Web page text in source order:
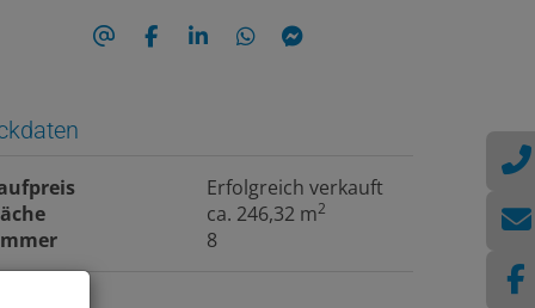
Erfolgreich verkauft
ca. 246,32 m2
8